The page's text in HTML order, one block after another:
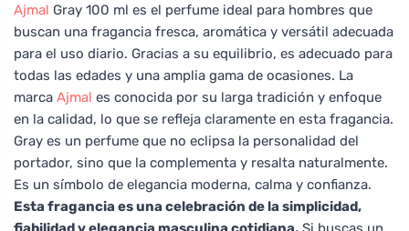
Ajmal Gray 100 ml es el perfume ideal para hombres que
buscan una fragancia fresca, aromática y versátil adecuada
para el uso diario. Gracias a su equilibrio, es adecuado para
todas las edades y una amplia gama de ocasiones. La
marca Ajmal es conocida por su larga tradición y enfoque
en la calidad, lo que se refleja claramente en esta fragancia.
Gray es un perfume que no eclipsa la personalidad del
portador, sino que la complementa y resalta naturalmente.
Es un símbolo de elegancia moderna, calma y confianza.
Esta fragancia es una celebración de la simplicidad,